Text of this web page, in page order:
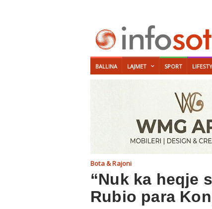
BALLINA LAJMET SPORT
Bota & Rajoni
“Nuk ka heqje
Rubio para